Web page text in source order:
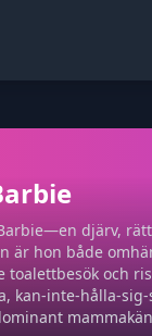
djärv,
är hon både
toalettbesök och
kan-inte-hålla-